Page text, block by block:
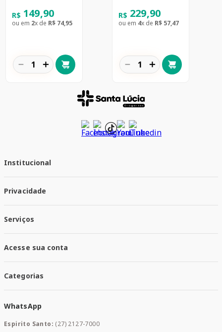
R$ 149,90
ou em 2x de R$ 74,95
＋
－
R$ 229,90
ou em 4x de R$ 57,47
＋
－
Institucional
Trabalhe conosco
Responsabilidade Social
Nossas Lojas
Privacidade
Política de Entrega
Trocas e Devoluções
Serviços
Santa Mais Exames
Santa Mais Serviços
Santa Mais Convenios
Acesse sua conta
Meus Pedidos
Categorias
Saúde e Bem-estar
Mamães e Bebê
WhatsApp
Espirito Santo: (27) 2127-7000